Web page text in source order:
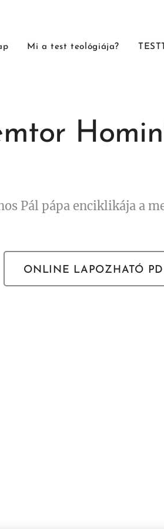
Mi a test teológiája?
Pál pápa enciklikája a
ONLINE LAPOZHATÓ